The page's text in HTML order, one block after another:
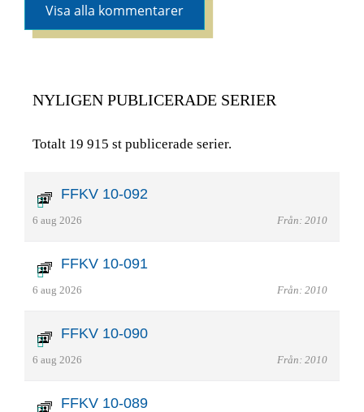
Visa alla kommentarer
NYLIGEN PUBLICERADE SERIER
Totalt 19 915 st publicerade serier.
FFKV 10-092
6 aug 2026 Från: 2010
FFKV 10-091
6 aug 2026 Från: 2010
FFKV 10-090
6 aug 2026 Från: 2010
FFKV 10-089